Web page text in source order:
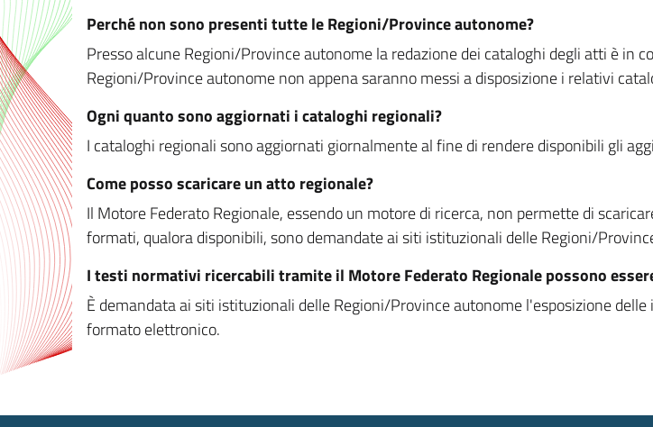
Perché non sono presenti tutte le Regioni/Province autonome?
Presso alcune Regioni/Province autonome la redazione dei cataloghi degli atti è in
Regioni/Province autonome non appena saranno messi a disposizione i relativi
Ogni quanto sono aggiornati i cataloghi regionali?
I cataloghi regionali sono aggiornati giornalmente al fine di rendere disponibili gli
Come posso scaricare un atto regionale?
Il Motore Federato Regionale, essendo un motore di ricerca, non permette di
formati, qualora disponibili, sono demandate ai siti istituzionali delle Regioni/
I testi normativi ricercabili tramite il Motore Federato Regionale possono
È demandata ai siti istituzionali delle Regioni/Province autonome l'esposizione
formato elettronico.